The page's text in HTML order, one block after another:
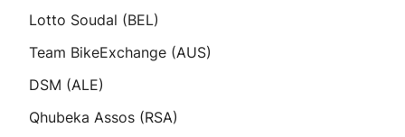
Lotto Soudal (BEL)
Team BikeExchange (AUS)
DSM (ALE)
Qhubeka Assos (RSA)